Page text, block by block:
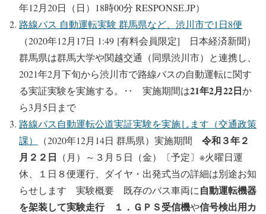
年12月20日（日）18時00分 RESPONSE.JP）
路線バス 自動運転実験 群馬県など、渋川市で1日8便
（2020年12月17日 1:49 [有料会員限定] 日本経済新聞）
群馬県は群馬大学や関越交通（同県渋川市）と連携し、
2021年2月下旬から渋川市で路線バスの自動運転に関す
る実証実験を実施する。‥ 実施期間は21年2月22日か
ら3月5日まで
路線バス自動運転公道実証実験を実施します（交通政策
課）
（2020年12月14日 群馬県）実施期間 令和３年２
月２２日 （月）～３月５日（金）〔予定〕※火曜日運
休、１日８便運行、ダイヤ・出発式当の詳細は別途お知
らせします 実験概要 既存のバス車両に自動運転機器
を架装して実験走行 １．ＧＰＳ受信機や信号検出用カ